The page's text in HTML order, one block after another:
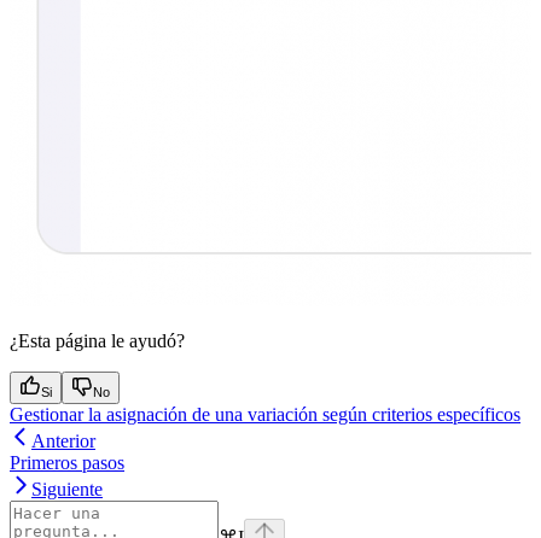
¿Esta página le ayudó?
Si No
Gestionar la asignación de una variación según criterios específicos
Anterior
Primeros pasos
Siguiente